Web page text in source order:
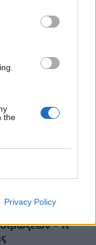
the
Privacy Policy
- Τι